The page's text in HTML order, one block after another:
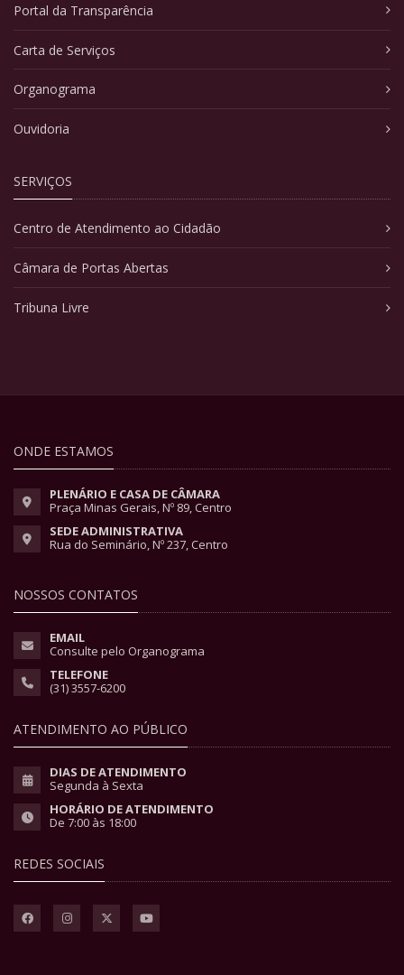
Portal da Transparência
Carta de Serviços
Organograma
Ouvidoria
SERVIÇOS
Centro de Atendimento ao Cidadão
Câmara de Portas Abertas
Tribuna Livre
ONDE ESTAMOS
PLENÁRIO E CASA DE CÂMARA
Praça Minas Gerais, Nº 89, Centro
SEDE ADMINISTRATIVA
Rua do Seminário, Nº 237, Centro
NOSSOS CONTATOS
EMAIL
Consulte pelo Organograma
TELEFONE
(31) 3557-6200
ATENDIMENTO AO PÚBLICO
DIAS DE ATENDIMENTO
Segunda à Sexta
HORÁRIO DE ATENDIMENTO
De 7:00 às 18:00
REDES SOCIAIS